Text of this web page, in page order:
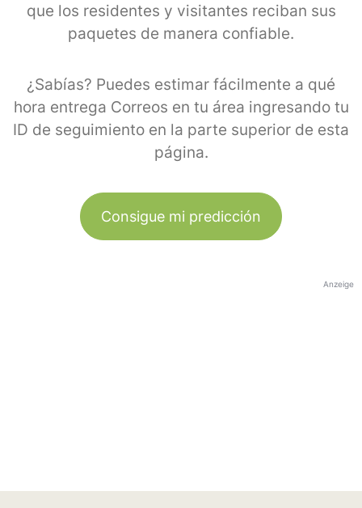
que los residentes y visitantes reciban sus
paquetes de manera confiable.
¿Sabías? Puedes estimar fácilmente a qué
hora entrega Correos en tu área ingresando tu
ID de seguimiento en la parte superior de esta
página.
Consigue mi predicción
Anzeige